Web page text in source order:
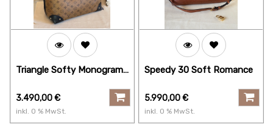
Triangle Softy Monogram
3.490,00€
inkl. 0 % MwSt.
Speedy 30 Soft Romance
5.990,00€
inkl. 0 % MwSt.